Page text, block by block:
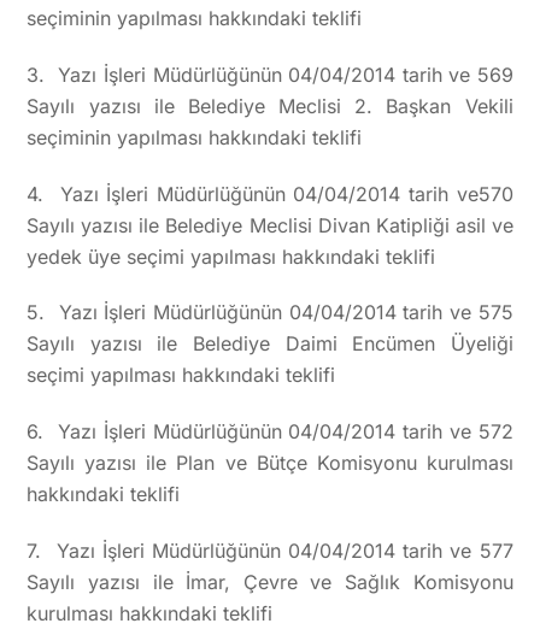
seçiminin yapılması hakkındaki teklifi
3. Yazı İşleri Müdürlüğünün 04/04/2014 tarih ve 569
Sayılı yazısı ile Belediye Meclisi 2. Başkan Vekili
seçiminin yapılması hakkındaki teklifi
4. Yazı İşleri Müdürlüğünün 04/04/2014 tarih ve570
Sayılı yazısı ile Belediye Meclisi Divan Katipliği asil ve
yedek üye seçimi yapılması hakkındaki teklifi
5. Yazı İşleri Müdürlüğünün 04/04/2014 tarih ve 575
Sayılı yazısı ile Belediye Daimi Encümen Üyeliği
seçimi yapılması hakkındaki teklifi
6. Yazı İşleri Müdürlüğünün 04/04/2014 tarih ve 572
Sayılı yazısı ile Plan ve Bütçe Komisyonu kurulması
hakkındaki teklifi
7. Yazı İşleri Müdürlüğünün 04/04/2014 tarih ve 577
Sayılı yazısı ile İmar, Çevre ve Sağlık Komisyonu
kurulması hakkındaki teklifi